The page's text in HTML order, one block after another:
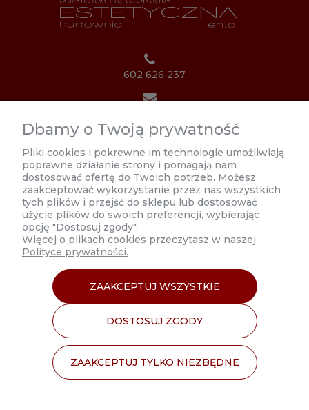
602 626 237
Poniedziałek 8:00 - 17:00
Wtorek-Czwartek 9:00 - 17:00
Piątek 9:00 - 16:00
MOJE KONTO
INFORMACJE
O NAS
Dbamy o Twoją prywatność
Pliki cookies i pokrewne im technologie umożliwiają
poprawne działanie strony i pomagają nam
dostosować ofertę do Twoich potrzeb. Możesz
zaakceptować wykorzystanie przez nas wszystkich
tych plików i przejść do sklepu lub dostosować
użycie plików do swoich preferencji, wybierając
opcję "Dostosuj zgody".
Więcej o plikach cookies przeczytasz w naszej
Polityce prywatności.
ZAAKCEPTUJ TYLKO NIEZBĘDNE
DOSTOSUJ ZGODY
ZAAKCEPTUJ WSZYSTKIE